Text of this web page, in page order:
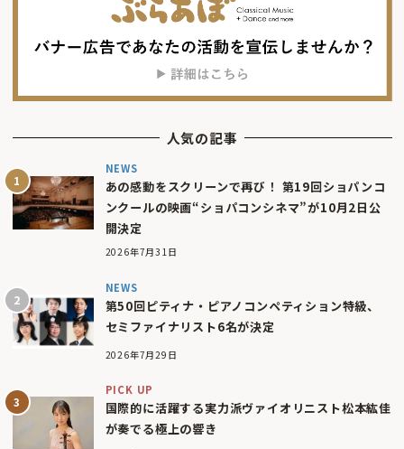
人気の記事
NEWS
あの感動をスクリーンで再び！ 第19回ショパンコ
ンクールの映画“ショパコンシネマ”が10月2日公
開決定
2026年7月31日
NEWS
第50回ピティナ・ピアノコンペティション特級、
セミファイナリスト6名が決定
2026年7月29日
PICK UP
国際的に活躍する実力派ヴァイオリニスト松本紘佳
が奏でる極上の響き